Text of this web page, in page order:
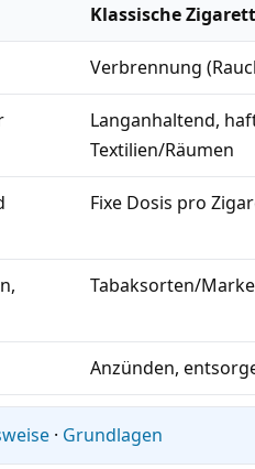
Klassische
Verbrennung
Langanhaltend,
Textilien/Räumen
Fixe Dosis pro
Tabaksorten/
Anzünden,
· Grundlagen